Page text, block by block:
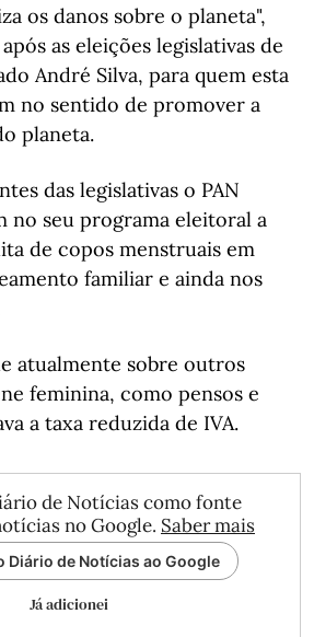
os danos sobre o planeta",
as eleições legislativas de
André Silva, para quem esta
no sentido de promover a
planeta.
das legislativas o PAN
no seu programa eleitoral a
de copos menstruais em
familiar e ainda nos
atualmente sobre outros
feminina, como pensos e
a taxa reduzida de IVA.
de Notícias como fonte
no Google. Saber mais
Diário de Notícias ao Google
Já adicionei